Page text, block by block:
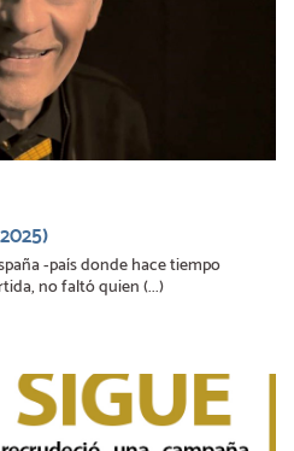
-país donde hace tiempo
no faltó quien (...)